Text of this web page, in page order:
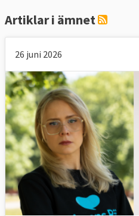
Artiklar i ämnet
26 juni 2026